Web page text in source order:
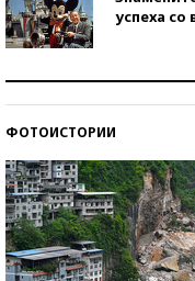
успеха
ФОТОИСТОРИИ